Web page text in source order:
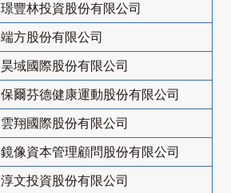
璟豐林投資股份有限公司
端方股份有限公司
昊域國際股份有限公司
保爾芬德健康運動股份有限公司
雲翔國際股份有限公司
鏡像資本管理顧問股份有限公司
淳文投資股份有限公司